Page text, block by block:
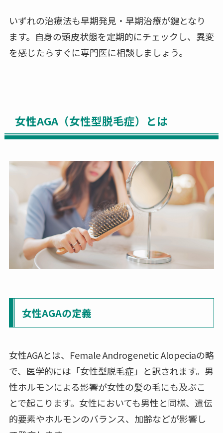
いずれの治療法も早期発見・早期治療が鍵となり
ます。自身の頭皮状態を定期的にチェックし、異変
を感じたらすぐに専門医に相談しましょう。
女性AGA（女性型脱毛症）とは
女性AGAの定義
女性AGAとは、Female Androgenetic Alopeciaの略
で、医学的には「女性型脱毛症」と訳されます。男
性ホルモンによる影響が女性の髪の毛にも及ぶこ
とで起こります。女性においても男性と同様、遺伝
的要素やホルモンのバランス、加齢などが影響し